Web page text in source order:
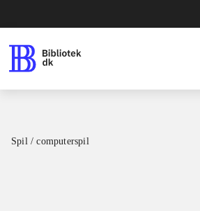
Spil / computerspil